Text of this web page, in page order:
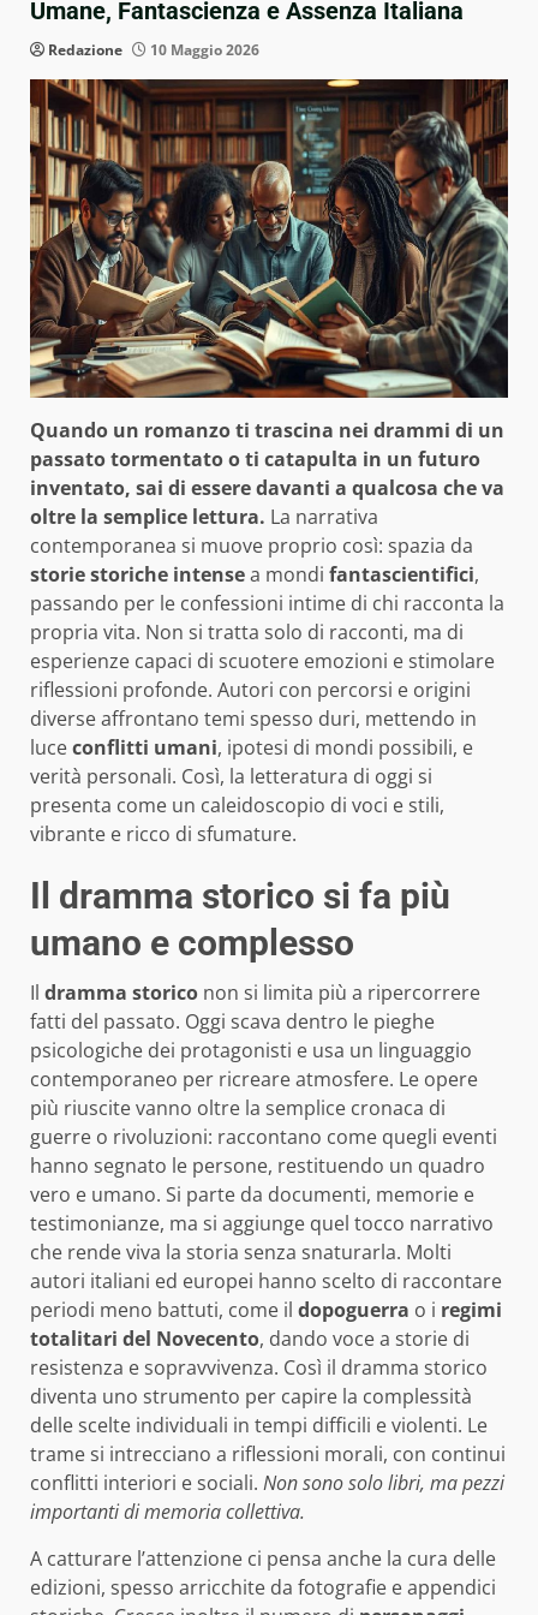
Umane, Fantascienza e Assenza Italiana
Redazione 10 Maggio 2026
Quando un romanzo ti trascina nei drammi di un
passato tormentato o ti catapulta in un futuro
inventato, sai di essere davanti a qualcosa che va
oltre la semplice lettura. La narrativa
contemporanea si muove proprio così: spazia da
storie storiche intensea mondi fantascientifici,
passando per le confessioni intime di chi racconta la
propria vita. Non si tratta solo di racconti, ma di
esperienze capaci di scuotere emozioni e stimolare
riflessioni profonde. Autori con percorsi e origini
diverse affrontano temi spesso duri, mettendo in
luceconflitti umani, ipotesi di mondi possibili, e
verità personali. Così, la letteratura di oggi si
presenta come un caleidoscopio di voci e stili,
vibrante e ricco di sfumature.
Il dramma storico si fa più
umano e complesso
Il dramma storico non si limita più a ripercorrere
fatti del passato. Oggi scava dentro le pieghe
psicologiche dei protagonisti e usa un linguaggio
contemporaneo per ricreare atmosfere. Le opere
più riuscite vanno oltre la semplice cronaca di
guerre o rivoluzioni: raccontano come quegli eventi
hanno segnato le persone, restituendo un quadro
vero e umano. Si parte da documenti, memorie e
testimonianze, ma si aggiunge quel tocco narrativo
che rende viva la storia senza snaturarla. Molti
autori italiani ed europei hanno scelto di raccontare
periodi meno battuti, come il dopoguerra o i regimi
totalitari del Novecento, dando voce a storie di
resistenza e sopravvivenza. Così il dramma storico
diventa uno strumento per capire la complessità
delle scelte individuali in tempi difficili e violenti. Le
trame si intrecciano a riflessioni morali, con continui
conflitti interiori e sociali. Non sono solo libri, ma pezzi
importanti di memoria collettiva.
A catturare l’attenzione ci pensa anche la cura delle
edizioni, spesso arricchite da fotografie e appendici